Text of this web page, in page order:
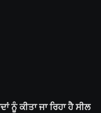
ਨੂੰ ਕੀਤਾ ਜਾ ਰਿਹਾ ਹੈ ਸੀਲ